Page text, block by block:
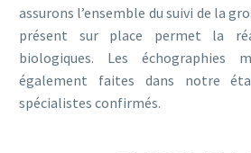
assurons l’ensemble du suivi de la
présent sur place permet la
biologiques. Les échographies
également faites dans notre
spécialistes confirmés.